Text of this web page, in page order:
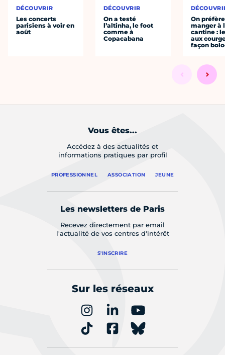
DÉCOUVRIR
Les concerts
parisiens à voir en
août
DÉCOUVRIR
On a testé
l’altinha, le foot
comme à
Copacabana
On préfère
manger à
cantine :
aux
façon
Vous êtes...
Accédez à des actualités et
informations pratiques par profil
PROFESSIONNEL ASSOCIATION JEUNE
Les newsletters de Paris
Recevez directement par email
l'actualité de vos centres d'intérêt
S'INSCRIRE
Sur les réseaux